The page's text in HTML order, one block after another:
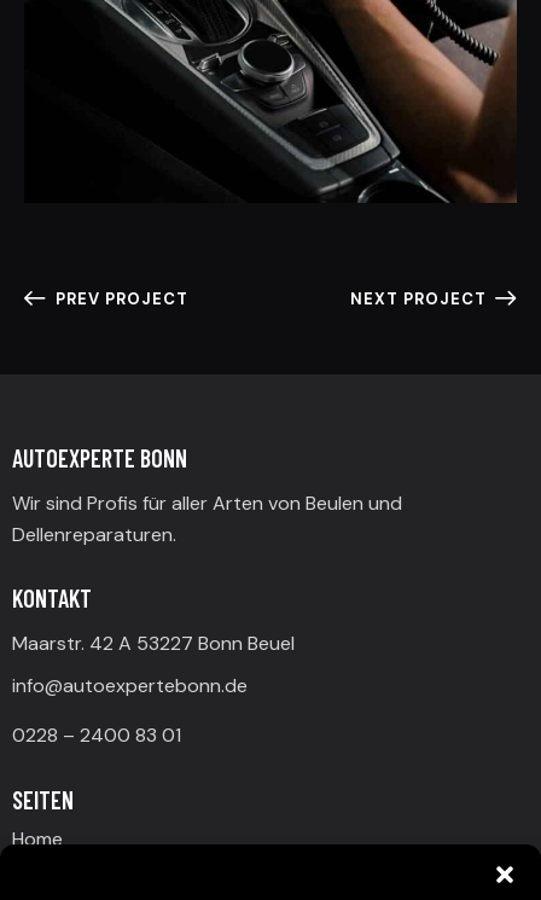
PREV PROJECT NEXT PROJECT
AUTOEXPERTE BONN
Wir sind Profis für aller Arten von Beulen und
Dellenreparaturen.
KONTAKT
Maarstr. 42 A 53227 Bonn Beuel
info@autoexpertebonn.de
0228 – 2400 83 01
SEITEN
Home